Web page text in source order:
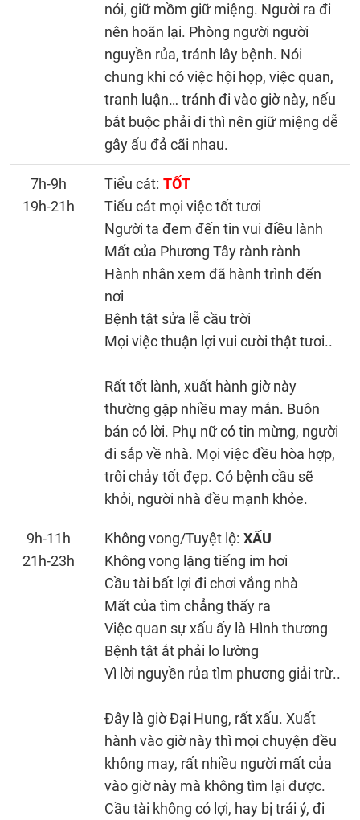
nói, giữ mồm giữ miệng. Người ra đi
nên hoãn lại. Phòng người người
nguyền rủa, tránh lây bệnh. Nói
chung khi có việc hội họp, việc quan,
tranh luận… tránh đi vào giờ này, nếu
bắt buộc phải đi thì nên giữ miệng dễ
gây ẩu đả cãi nhau.
7h-9h
19h-21h
Tiểu cát: TỐT
Tiểu cát mọi việc tốt tươi
Người ta đem đến tin vui điều lành
Mất của Phương Tây rành rành
Hành nhân xem đã hành trình đến
nơi
Bệnh tật sửa lễ cầu trời
Mọi việc thuận lợi vui cười thật tươi..
Rất tốt lành, xuất hành giờ này
thường gặp nhiều may mắn. Buôn
bán có lời. Phụ nữ có tin mừng, người
đi sắp về nhà. Mọi việc đều hòa hợp,
trôi chảy tốt đẹp. Có bệnh cầu sẽ
khỏi, người nhà đều mạnh khỏe.
9h-11h
21h-23h
Không vong/Tuyệt lộ: XẤU
Không vong lặng tiếng im hơi
Cầu tài bất lợi đi chơi vắng nhà
Mất của tìm chẳng thấy ra
Việc quan sự xấu ấy là Hình thương
Bệnh tật ắt phải lo lường
Vì lời nguyền rủa tìm phương giải trừ..
Đây là giờ Đại Hung, rất xấu. Xuất
hành vào giờ này thì mọi chuyện đều
không may, rất nhiều người mất của
vào giờ này mà không tìm lại được.
Cầu tài không có lợi, hay bị trái ý, đi